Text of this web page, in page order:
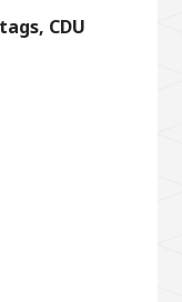
CDU